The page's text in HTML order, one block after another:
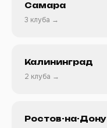
Самара
3 клуба →
Калининград
2 клуба →
Ростов-на-Дону